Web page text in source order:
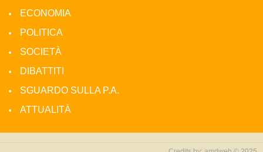
ECONOMIA
POLITICA
SOCIETÀ
DIBATTITI
SGUARDO SULLA P.A.
ATTUALITÀ